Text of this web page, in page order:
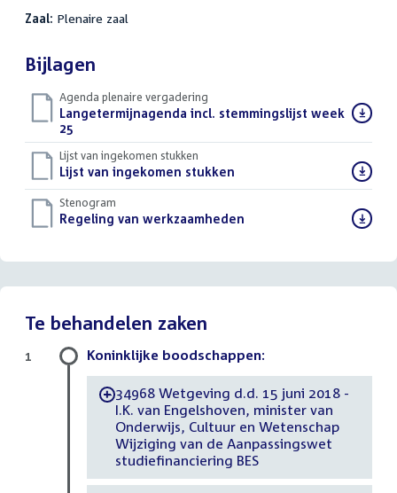
Zaal: Plenaire zaal
Bijlagen
Agenda plenaire vergadering
Download
bestand:
Langetermijnagenda incl. stemmingslijst week
25
Lijst van ingekomen stukken
Download
bestand:
Lijst van ingekomen stukken
Stenogram
Download
Regeling van werkzaamheden
Te behandelen zaken
Koninklijke boodschappen:
-34968 Wetgeving d.d. 15 juni 2018 -
I.K. van Engelshoven, minister van
Onderwijs, Cultuur en Wetenschap
Wijziging van de Aanpassingswet
studiefinanciering BES
1